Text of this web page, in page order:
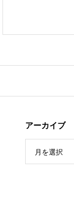
アーカイブ
月を選択